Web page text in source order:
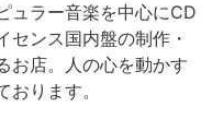
ュラー音楽を中心にCD
センス国内盤の制作・
お店。人の心を動かす
ります。